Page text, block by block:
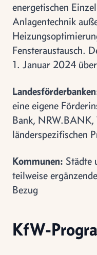
energetischen
Anlagentechnik
Fensteraustausch.
1. Januar 2024
eine eigene
Bank,
länderspezifischen
Kommunen: Städte
teilweise
Bezug
KfW-